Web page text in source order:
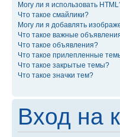
Могу ли я использовать
Что такое смайлики?
Могу ли я добавлять
Что такое важные
Что такое объявления?
Что такое прилепленные
Что такое закрытые темы?
Что такое значки тем?
Вход на